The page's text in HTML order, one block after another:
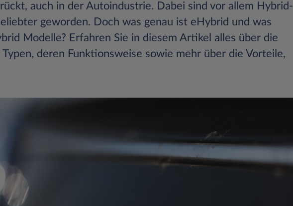
auch in der Autoindustrie. Dabei sind vor allem Hybrid-
geworden. Doch was genau ist eHybrid und was
Modelle? Erfahren Sie in diesem Artikel alles über die
deren Funktionsweise sowie mehr über die Vorteile,